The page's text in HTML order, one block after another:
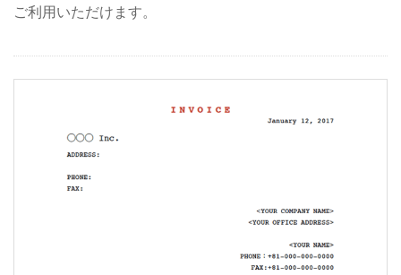
ご利用いただけます。